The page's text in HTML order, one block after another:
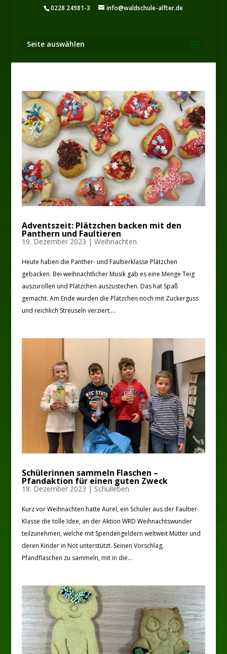
0228 24981-3 info@waldschule-alfter.de
Seite auswählen
Adventszeit: Plätzchen backen mit den
Panthern und Faultieren
19. Dezember 2023 | Weihnachten
Heute haben die Panther- und Faultierklasse Plätzchen
gebacken. Bei weihnachtlicher Musik gab es eine Menge Teig
auszurollen und Plätzchen auszustechen. Das hat Spaß
gemacht. Am Ende wurden die Plätzchen noch mit Zuckerguss
und reichlich Streuseln verziert....
Schülerinnen sammeln Flaschen –
Pfandaktion für einen guten Zweck
18. Dezember 2023 | Schulleben
Kurz vor Weihnachten hatte Aurel, ein Schüler aus der Faultier-
Klasse die tolle Idee, an der Aktion WRD Weihnachtswunder
teilzunehmen, welche mit Spendengeldern weltweit Mütter und
deren Kinder in Not unterstützt. Seinen Vorschlag,
Pfandflaschen zu sammeln, mit in die...